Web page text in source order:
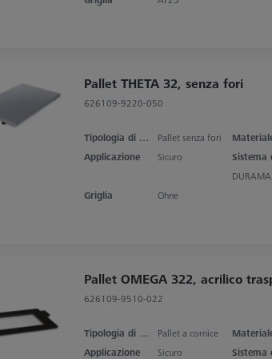
Pallet THETA 32, senza fori
626109-9220-050
Tipologia di prodotto Pallet senza fori
Applicazione
Sicuro
Griglia
Ohne
Pallet OMEGA 322, acrilico
626109-9510-022
Tipologia di prodotto Pallet a cornice
Applicazione
Sicuro